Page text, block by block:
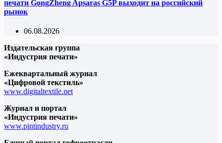
печати GongZheng Apsaras G5P выходит на российский
рынок
06.08.2026
Издательская группа
«Индустрия печати»
Ежеквартальный журнал
«Цифровой текстиль»
www.digitaltextile.net
Журнал и портал
«Индустрия печати»
www.pintindustry.ru